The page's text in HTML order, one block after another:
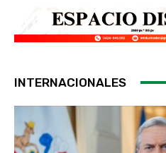
INTERNACIONALES